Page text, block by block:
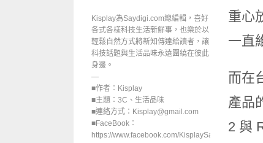
重心
一直
而在
產品
2 與
Kisplay為Saydigi.com總編輯，喜好
各式各樣科技生活新鮮事，也樂於以
輕鬆自然方式將新知傳達給讀者，讓
科技話題與生活品味永遠圍繞在彼此
身邊。
—
■作者：Kisplay
■主題：3C、生活品味
■連絡方式：Kisplay@gmail.com
■FaceBook：
https://www.facebook.com/KisplaySayGoodbuy/